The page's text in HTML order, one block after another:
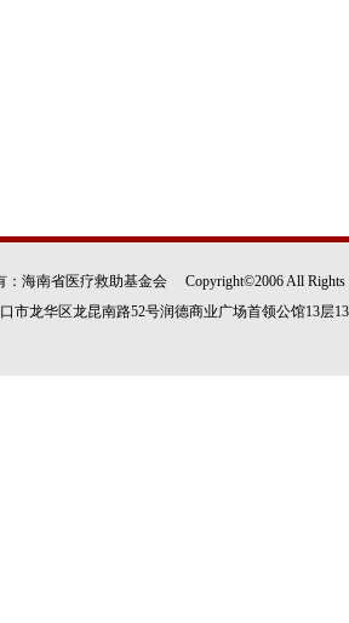
：海南省医疗救助基金会 Copyright©2006 All
市龙华区龙昆南路52号润德商业广场首领公馆13层